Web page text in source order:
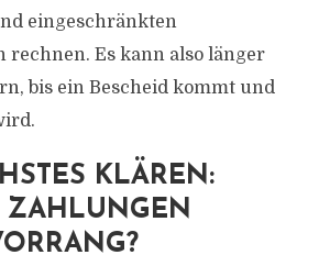
eingeschränkten
rechnen. Es kann also länger
bis ein Bescheid kommt und
KLÄREN:
ZAHLUNGEN